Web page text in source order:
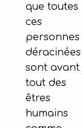
que toutes
ces
personnes
déracinées
sont avant
tout des
êtres
humains